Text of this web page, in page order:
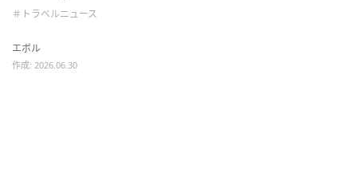
＃トラベルニュース
エボル
作成: 2026.06.30